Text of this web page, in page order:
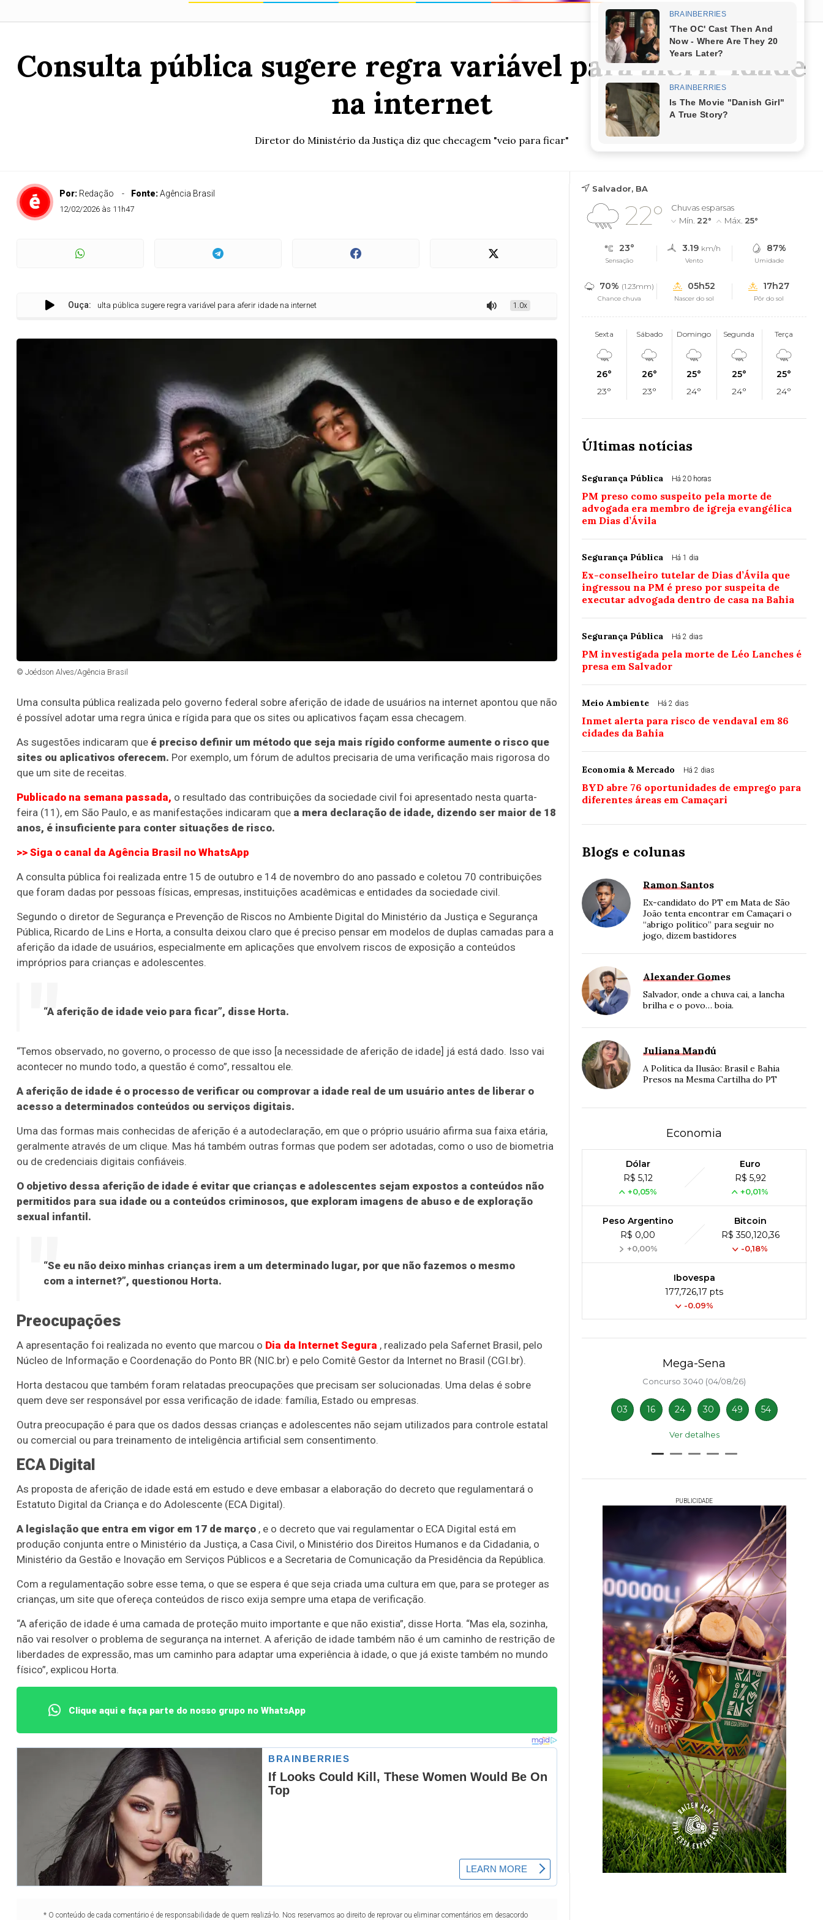
Consulta pública sugere regra variável para aferir idade
na internet
Diretor do Ministério da Justiça diz que checagem "veio para ficar"
Por: Redação Fonte:Agência Brasil
12/02/2026 às 11h47
Ouça:
Consulta pública sugere regra variável para aferir idade na internet 1.0x
© Joédson Alves/Agência Brasil
Uma consulta pública realizada pelo governo federal sobre aferição de idade de usuários na internet apontou que não
é possível adotar uma regra única e rígida para que os sites ou aplicativos façam essa checagem.
As sugestões indicaram que é preciso definir um método que seja mais rígido conforme aumente o risco que
sites ou aplicativos oferecem. Por exemplo, um fórum de adultos precisaria de uma verificação mais rigorosa do
que um site de receitas.
Publicado na semana passada, o resultado das contribuições da sociedade civil foi apresentado nesta quarta-
feira (11), em São Paulo, e as manifestações indicaram que a mera declaração de idade, dizendo ser maior de 18
anos, é insuficiente para conter situações de risco.
>> Siga o canal da Agência Brasil no WhatsApp
A consulta pública foi realizada entre 15 de outubro e 14 de novembro do ano passado e coletou 70 contribuições
que foram dadas por pessoas físicas, empresas, instituições acadêmicas e entidades da sociedade civil.
Segundo o diretor de Segurança e Prevenção de Riscos no Ambiente Digital do Ministério da Justiça e Segurança
Pública, Ricardo de Lins e Horta, a consulta deixou claro que é preciso pensar em modelos de duplas camadas para a
aferição da idade de usuários, especialmente em aplicações que envolvem riscos de exposição a conteúdos
impróprios para crianças e adolescentes.
“A aferição de idade veio para ficar”, disse Horta.
“Temos observado, no governo, o processo de que isso [a necessidade de aferição de idade] já está dado. Isso vai
acontecer no mundo todo, a questão é como”, ressaltou ele.
A aferição de idade é o processo de verificar ou comprovar a idade real de um usuário antes de liberar o
acesso a determinados conteúdos ou serviços digitais.
Uma das formas mais conhecidas de aferição é a autodeclaração, em que o próprio usuário afirma sua faixa etária,
geralmente através de um clique. Mas há também outras formas que podem ser adotadas, como o uso de biometria
ou de credenciais digitais confiáveis.
O objetivo dessa aferição de idade é evitar que crianças e adolescentes sejam expostos a conteúdos não
permitidos para sua idade ou a conteúdos criminosos, que exploram imagens de abuso e de exploração
sexual infantil.
“Se eu não deixo minhas crianças irem a um determinado lugar, por que não fazemos o mesmo
com a internet?”, questionou Horta.
Preocupações
A apresentação foi realizada no evento que marcou o Dia da Internet Segura , realizado pela Safernet Brasil, pelo
Núcleo de Informação e Coordenação do Ponto BR (NIC.br) e pelo Comitê Gestor da Internet no Brasil (CGI.br).
Horta destacou que também foram relatadas preocupações que precisam ser solucionadas. Uma delas é sobre
quem deve ser responsável por essa verificação de idade: família, Estado ou empresas.
Outra preocupação é para que os dados dessas crianças e adolescentes não sejam utilizados para controle estatal
ou comercial ou para treinamento de inteligência artificial sem consentimento.
ECA Digital
As proposta de aferição de idade está em estudo e deve embasar a elaboração do decreto que regulamentará o
Estatuto Digital da Criança e do Adolescente (ECA Digital).
A legislação que entra em vigor em 17 de março , e o decreto que vai regulamentar o ECA Digital está em
produção conjunta entre o Ministério da Justiça, a Casa Civil, o Ministério dos Direitos Humanos e da Cidadania, o
Ministério da Gestão e Inovação em Serviços Públicos e a Secretaria de Comunicação da Presidência da República.
Com a regulamentação sobre esse tema, o que se espera é que seja criada uma cultura em que, para se proteger as
crianças, um site que ofereça conteúdos de risco exija sempre uma etapa de verificação.
“A aferição de idade é uma camada de proteção muito importante e que não existia”, disse Horta. “Mas ela, sozinha,
não vai resolver o problema de segurança na internet. A aferição de idade também não é um caminho de restrição de
liberdades de expressão, mas um caminho para adaptar uma experiência à idade, o que já existe também no mundo
físico”, explicou Horta.
Clique aqui e faça parte do nosso grupo no WhatsApp
* O conteúdo de cada comentário é de responsabilidade de quem realizá-lo. Nos reservamos ao direito de reprovar ou eliminar comentários em desacordo
Salvador, BA
22°
Chuvas esparsas
Mín. 22° Máx. 25°
23°
Sensação
3.19 km/h
Vento
87%
Umidade
70% (1.23mm)
Chance chuva
05h52
Nascer do sol
17h27
Pôr do sol
Sexta
26°
23°
Sábado
26°
23°
Domingo
25°
24°
Segunda
25°
24°
Terça
25°
24°
Últimas notícias
Segurança Pública Há 20 horas
PM preso como suspeito pela morte de
advogada era membro de igreja evangélica
em Dias d’Ávila
Segurança Pública Há 1 dia
Ex-conselheiro tutelar de Dias d’Ávila que
ingressou na PM é preso por suspeita de
executar advogada dentro de casa na Bahia
Segurança Pública Há 2 dias
PM investigada pela morte de Léo Lanches é
presa em Salvador
Meio Ambiente Há 2 dias
Inmet alerta para risco de vendaval em 86
cidades da Bahia
Economia & Mercado Há 2 dias
BYD abre 76 oportunidades de emprego para
diferentes áreas em Camaçari
Blogs e colunas
Ramon Santos
Ex-candidato do PT em Mata de São
João tenta encontrar em Camaçari o
“abrigo político” para seguir no
jogo, dizem bastidores
Alexander Gomes
Salvador, onde a chuva cai, a lancha
brilha e o povo… boia.
Juliana Mandú
A Política da Ilusão: Brasil e Bahia
Presos na Mesma Cartilha do PT
Economia
Dólar
R$ 5,12
+0,05%
Euro
R$ 5,92
+0,01%
Peso Argentino
R$ 0,00
+0,00%
Bitcoin
R$ 350,120,36
-0,18%
Ibovespa
177,726,17 pts
-0.09%
3754 (05/08/26)
21
25
detalhes
Lotomania
Concurso 2959 (05/08/26)
36 43 50
Ver detalhes
Duplasena
Concurso 2992 (05/08/26)
Mega-Sena
Concurso 3040 (04/08/26)
03 16 24 30 49 54
Ver detalhes
PUBLICIDADE